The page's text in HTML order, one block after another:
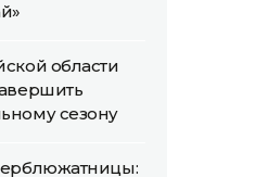
области
сезону